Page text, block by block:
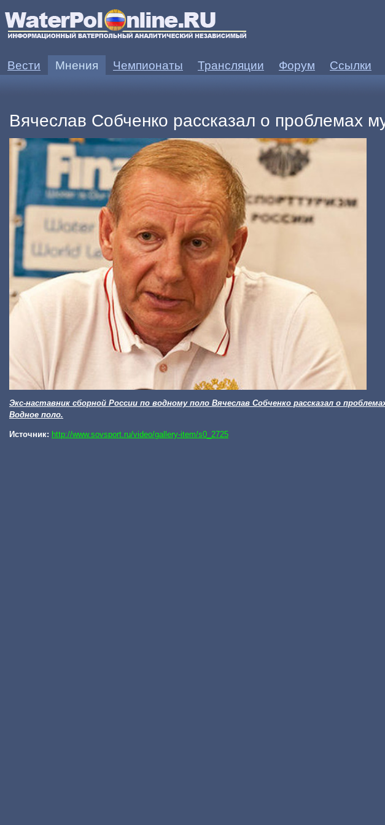
Вести Мнения Чемпионаты Трансляции Форум Ссылки
Вячеслав Собченко рассказал о проблемах
Экс-наставник сборной России по водному поло Вячеслав Собченко рассказал о
Водное поло.
Источник: http://www.sovsport.ru/video/gallery-item/s0_2725